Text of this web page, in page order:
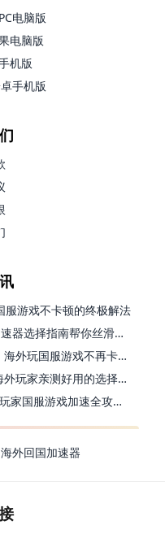
电脑版
电脑版
机版
手机版
服游戏不卡顿的终极解法
海外党打枪神纪卡成PPT？这篇加速器选择指南帮你丝滑上分
美国打我的起源加速器下载指南：海外玩国服游戏不再卡的终极方案
江南百景图国外加速器有哪些？海外玩家亲测好用的选择与避坑指南
去国外能打王国保卫战4吗？海外玩家国服游戏加速全攻略（附公主连结幻想江湖实测）
海外回国加速器